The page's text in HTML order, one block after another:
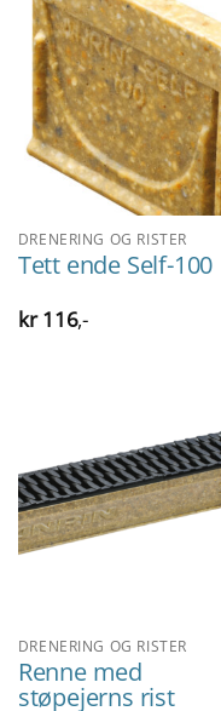
DRENERING OG RISTER
Tett ende Self-100
kr116,-
DRENERING OG RISTER
Renne med
støpejerns rist